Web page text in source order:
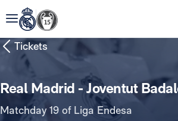
Tickets
Real Madrid - Joventut
Matchday 19 of Liga Endesa